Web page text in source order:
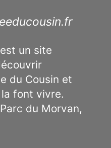
un site
du Cousin et
font vivre.
du Morvan,